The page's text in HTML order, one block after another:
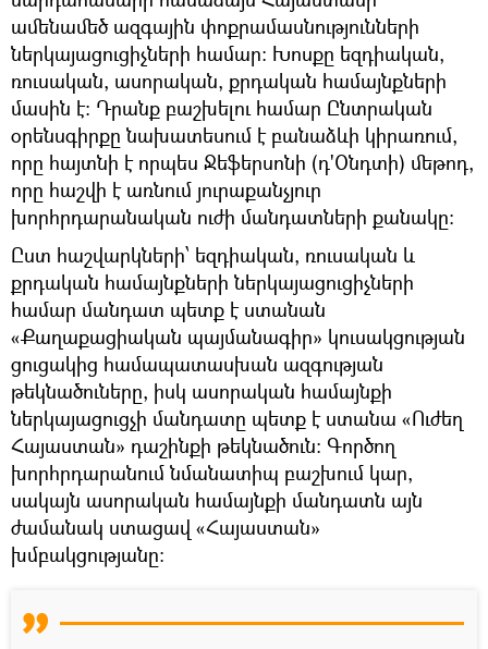
ամենամեծ ազգային փոքրամասնությունների
ներկայացուցիչների համար։ Խոսքը եզդիական,
ռուսական, ասորական, քրդական համայնքների
մասին է։ Դրանք բաշխելու համար Ընտրական
օրենսգիրքը նախատեսում է բանաձևի կիրառում,
որը հայտնի է որպես Ջեֆերսոնի (դ'Օնդտի) մեթոդ,
որը հաշվի է առնում յուրաքանչյուր
խորհրդարանական ուժի մանդատների քանակը։
Ըստ հաշվարկների՝ եզդիական, ռուսական և
քրդական համայնքների ներկայացուցիչների
համար մանդատ պետք է ստանան
«Քաղաքացիական պայմանագիր» կուսակցության
ցուցակից համապատասխան ազգության
թեկնածուները, իսկ ասորական համայնքի
ներկայացուցչի մանդատը պետք է ստանա «Ուժեղ
Հայաստան» դաշինքի թեկնածուն: Գործող
խորհրդարանում նմանատիպ բաշխում կար,
սակայն ասորական համայնքի մանդատն այն
ժամանակ ստացավ «Հայաստան»
խմբակցությանը։